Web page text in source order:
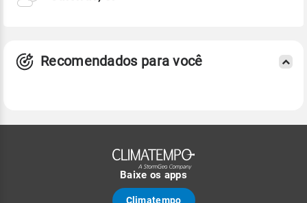
Recomendados para você
Baixe os apps
Climatempo